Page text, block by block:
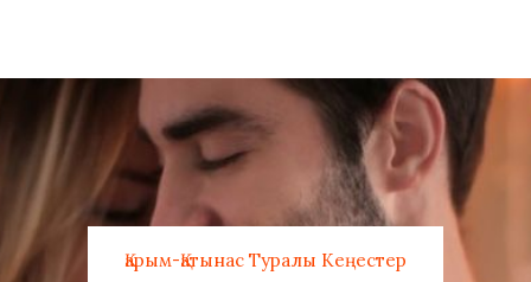
Қарым-Қатынас Туралы Кеңестер